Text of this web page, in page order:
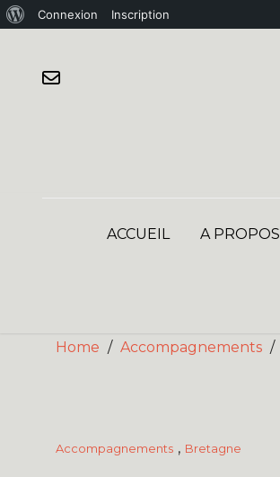
Connexion Inscription
ACCUEIL A PROPOS
Home / Accompagnements /
Accompagnements , Bretagne